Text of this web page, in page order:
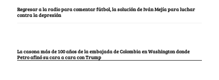
Regresar a la radio para comentar fútbol, la solución de Iván Mejía para luchar
contra la depresión
La casona más de 100 años de la embajada de Colombia en Washington donde
Petro afinó su cara a cara con Trump